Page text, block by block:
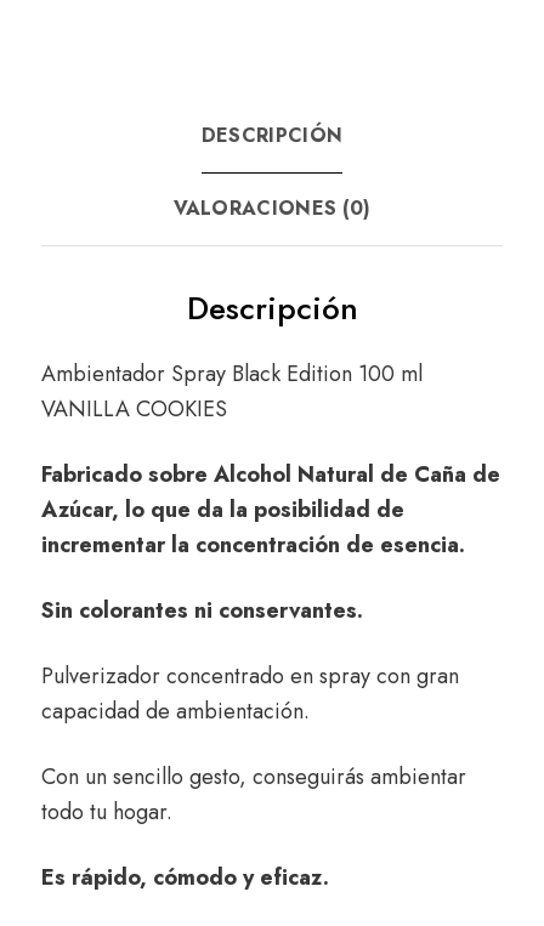
DESCRIPCIÓN
VALORACIONES (0)
Descripción
Ambientador Spray Black Edition 100 ml
VANILLA COOKIES
Fabricado sobre Alcohol Natural de Caña de
Azúcar, lo que da la posibilidad de
incrementar la concentración de esencia.
Sin colorantes ni conservantes.
Pulverizador concentrado en spray con gran
capacidad de ambientación.
Con un sencillo gesto, conseguirás ambientar
todo tu hogar.
Es rápido, cómodo y eficaz.